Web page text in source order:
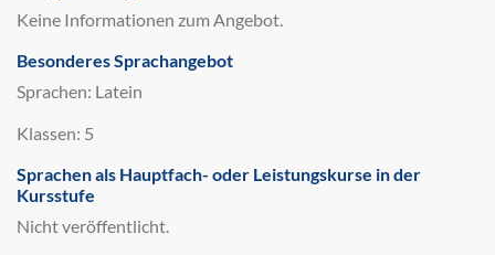
Keine Informationen zum Angebot.
Besonderes Sprachangebot
Sprachen: Latein
Klassen: 5
Sprachen als Hauptfach- oder Leistungskurse in der
Kursstufe
Nicht veröffentlicht.